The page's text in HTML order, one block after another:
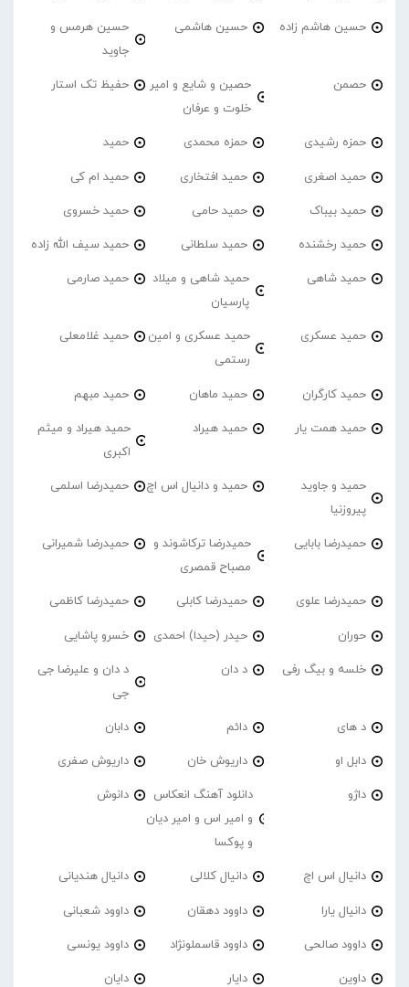
حسین هاشم زاده حسین هاشمی
حسین هرمس و
جاوید
حصمن
حصین و شایع و امیر
خلوت و عرفان
حفیظ تک استار
حمزه رشیدی حمزه محمدی حمید
حمید اصغری حمید افتخاری حمید ام کی
حمید بیباک حمید حامی حمید خسروی
حمید رخشنده حمید سلطانی حمید سیف الله زاده
حمید شاهی
حمید شاهی و میلاد
پارسیان
حمید صارمی
حمید عسکری
حمید عسکری و امین
رستمی
حمید غلامعلی
حمید کارگران حمید ماهان حمید مبهم
حمید همت یار حمید هیراد
حمید هیراد و میثم
اکبری
حمید و جاوید
پیروزنیا
حمید و دانیال اس اچ حمیدرضا اسلمی
حمیدرضا بابایی
حمیدرضا ترکاشوند و
مصباح قمصری
حمیدرضا شمیرانی
حمیدرضا علوی حمیدرضا کابلی حمیدرضا کاظمی
حوران حیدر (حیدا) احمدی خسرو پاشایی
خلسه و بیگ رفی د دان
د دان و علیرضا جی
جی
د های دائم دابان
دابل او داریوش خان داریوش صفری
داژو
دانلود آهنگ انعکاس
و امیر اس و امیر دیان
و پوکسا
دانوش
دانیال اس اچ دانیال کلالی دانیال هندیانی
دانیال یارا داوود دهقان داوود شعبانی
داوود صالحی داوود قاسملونژاد داوود یونسی
داوین دایار دایان